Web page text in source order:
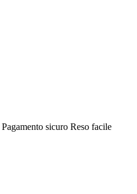
Pagamento sicuro Reso facile